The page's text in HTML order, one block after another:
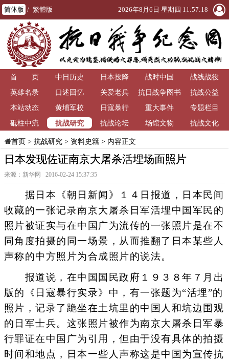
简体版 / 繁體版 2026年8月6日 星期四 11:57:18
首 页 中日历史 日本投降 战时中国
战线战役
英雄名录
口述回忆 关爱老兵
抗日战争图书
馆
抗战公益
本站动态
黄埔军校 日寇暴行 重大事件
专题栏目
砥柱中流
抗战研究 抗战论坛 场馆文物 抗战文化
首页> 抗战研究> 资料史籍> 内容正文
日本发现佐证南京大屠杀活埋场面照片
来源：新华网 2016-02-24 15:37:35
据日本《朝日新闻》１４日报道，日本民间
收藏的一张记录南京大屠杀日军活埋中国军民的
照片被证实与在中国广为流传的一张照片是在不
同角度拍摄的同一场景，从而推翻了日本某些人
声称的中方照片为合成照片的说法。
报道说，在中国国民政府１９３８年７月出
版的《日寇暴行实录》中，有一张题为“活埋”的
照片，记录了跪坐在土坑里的中国人和坑边围观
的日军士兵。这张照片被作为南京大屠杀日军暴
行罪证在中国广为引用，但由于没有具体的拍摄
时间和地点，日本一些人声称这是中国为宣传抗